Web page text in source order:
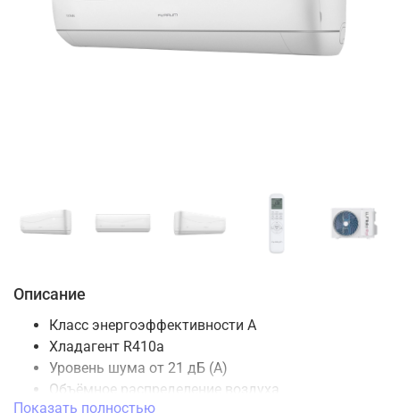
Описание
Класс энергоэффективности A
Хладагент R410а
Уровень шума от 21 дБ (А)
Объёмное распределение воздуха
Показать полностью